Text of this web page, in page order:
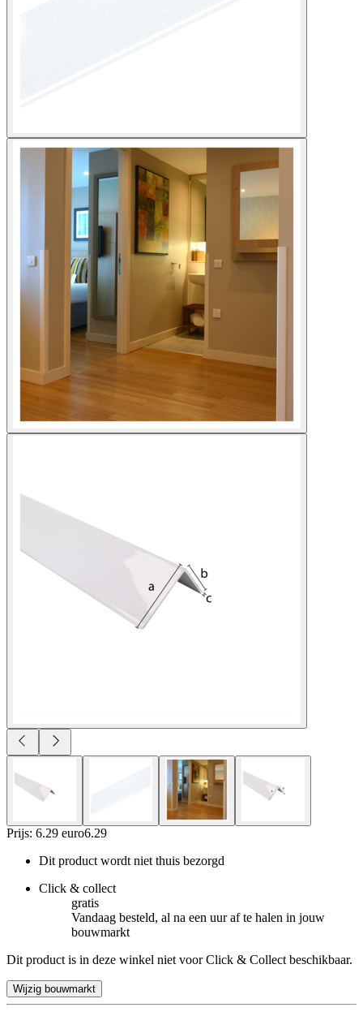
Prijs: 6.29 euro6.29
Dit product wordt niet thuis bezorgd
Click & collect
gratis
Vandaag besteld, al na een uur af te halen in jouw
bouwmarkt
Dit product is in deze winkel niet voor Click & Collect beschikbaar.
Wijzig bouwmarkt